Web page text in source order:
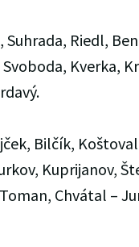
Riedl,
Svoboda, Kverka,
Bilčík,
Kuprijanov,
Chvátal –